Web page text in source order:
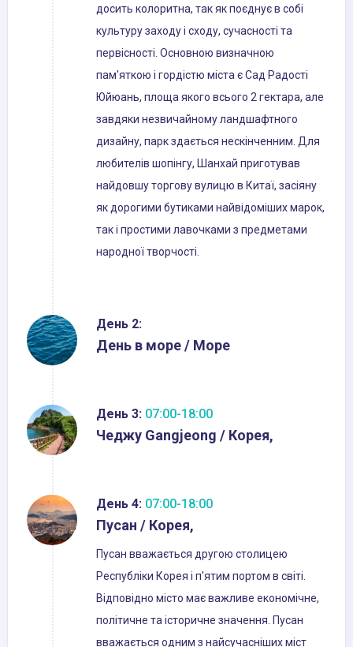
досить колоритна, так як поєднує в собі
культуру заходу і сходу, сучасності та
первісності. Основною визначною
пам'яткою і гордістю міста є Сад Радості
Юйюань, площа якого всього 2 гектара, але
завдяки незвичайному ландшафтного
дизайну, парк здається нескінченним. Для
любителів шопінгу, Шанхай приготував
найдовшу торгову вулицю в Китаї, засіяну
як дорогими бутиками найвідоміших марок,
так і простими лавочками з предметами
народної творчості.
День 2:
День в море / Море
День 3: 07:00-18:00
Чеджу Gangjeong / Корея,
День 4: 07:00-18:00
Пусан / Корея,
Пусан вважається другою столицею
Республіки Корея і п'ятим портом в світі.
Відповідно місто має важливе економічне,
політичне та історичне значення. Пусан
вважається одним з найсучасніших міст